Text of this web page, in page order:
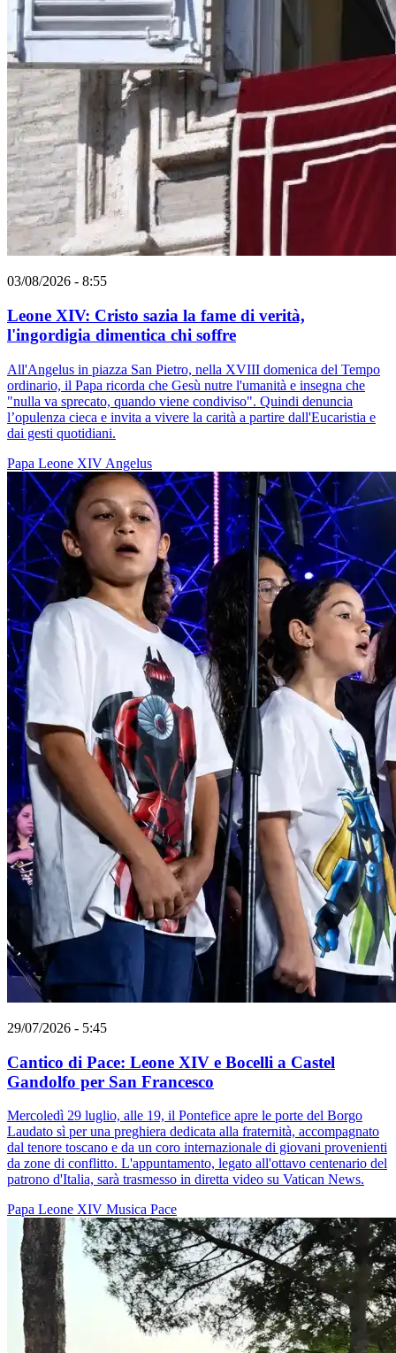
03/08/2026 - 8:55
Leone XIV: Cristo sazia la fame di verità,
l'ingordigia dimentica chi soffre
All'Angelus in piazza San Pietro, nella XVIII domenica del Tempo
ordinario, il Papa ricorda che Gesù nutre l'umanità e insegna che
"nulla va sprecato, quando viene condiviso". Quindi denuncia
l’opulenza cieca e invita a vivere la carità a partire dall'Eucaristia e
dai gesti quotidiani.
Papa Leone XIV Angelus
29/07/2026 - 5:45
Cantico di Pace: Leone XIV e Bocelli a Castel
Gandolfo per San Francesco
Mercoledì 29 luglio, alle 19, il Pontefice apre le porte del Borgo
Laudato sì per una preghiera dedicata alla fraternità, accompagnato
dal tenore toscano e da un coro internazionale di giovani provenienti
da zone di conflitto. L'appuntamento, legato all'ottavo centenario del
patrono d'Italia, sarà trasmesso in diretta video su Vatican News.
Papa Leone XIV Musica Pace